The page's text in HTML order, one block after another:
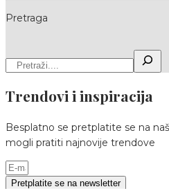
Pretraga
Trendovi i inspiracija
Besplatno se pretplatite se na
mogli pratiti najnovije trendove
Pretplatite se na newsletter